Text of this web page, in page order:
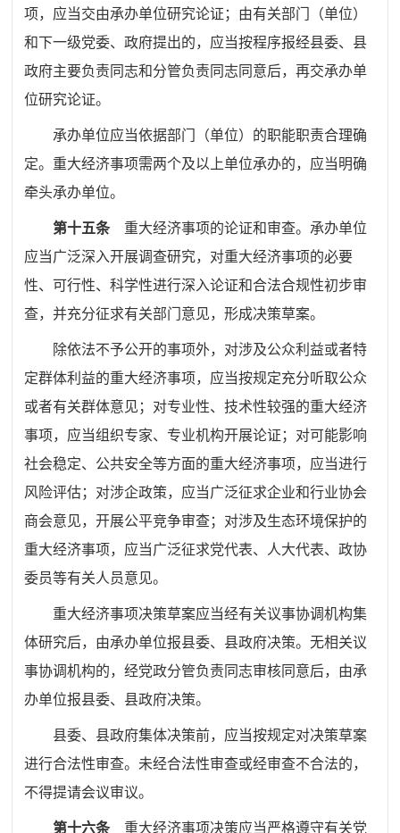
项，应当交由承办单位研究论证；由有关部门（单位）
和下一级党委、政府提出的，应当按程序报经县委、 县
政府主要负责同志和分管负责同志同意后，再交承办单
位研究论证。
承办单位应当依据部门（单位）的职能职责合理确
定。重大经济事项需两个及以上单位承办的，应当明确
牵头承办单位。
第十五条
重大经济事项的论证和审查。承办单位
应当广泛深入开展调查研究，对重大经济事项的必要
性、可行性、科学性进行深入论证和合法合规性初步审
查，并充分征求有关部门意见，形成决策草案。
除依法不予公开的事项外，对涉及公众利益或者特
定群体利益的重大经济事项，应当按规定充分听取公众
或者有关群体意见；对专业性、技术性较强的重大经济
事项，应当组织专家、专业机构开展论证；对可能影响
社会稳定、公共安全等方面的重大经济事项，应当进行
风险评估；对涉企政策，应当广泛征求企业和行业协会
商会意见，开展公平竞争审查；对涉及生态环境保护的
重大经济事项，应当广泛征求党代表、人大代表、政协
委员等有关人员意见。
重大经济事项决策草案应当经有关议事协调机构集
体研究后，由承办单位报县委、县政府决策。无相关议
事协调机构的，经党政分管负责同志审核同意后，由承
办单位报县委、县政府决策。
县委、县政府集体决策前，应当按规定对决策草案
进行合法性审查。未经合法性审查或经审查不合法的，
不得提请会议审议。
第十六条
重大经济事项决策应当严格遵守有关党